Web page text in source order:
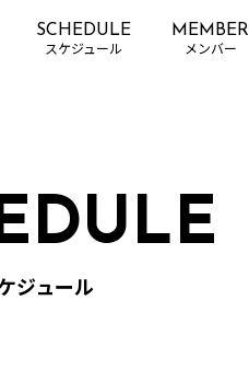
SCHEDULE MEMBER
ジュール